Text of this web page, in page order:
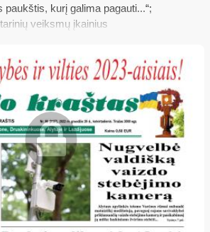
paukštis, kurį galima pagauti...“;
veiksmų įkainius